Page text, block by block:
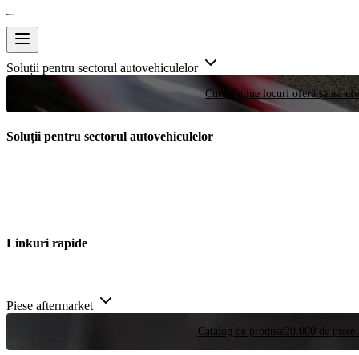
Soluții pentru sectorul autovehiculelor
Curse Puține locuri oferă șansa
Soluții pentru sectorul autovehiculelor
Linkuri rapide
Piese aftermarket
Catalog de produse 20.000 de